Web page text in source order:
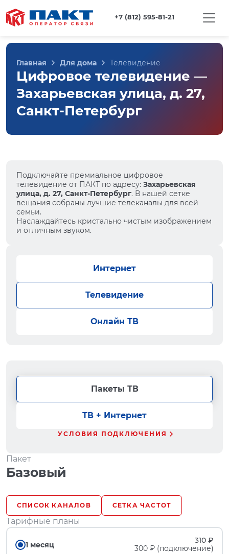
+7 (812) 595-81-21
Главная Для дома Телевидение
Цифровое телевидение —
Захарьевская улица, д. 27,
Санкт-Петербург
Подключайте премиальное цифровое
телевидение от ПАКТ по адресу: Захарьевская
улица, д. 27, Санкт-Петербург. В нашей сетке
вещания собраны лучшие телеканалы для всей
семьи.
Наслаждайтесь кристально чистым изображением
и отличным звуком.
Интернет
Телевидение
Онлайн ТВ
Пакеты ТВ
ТВ + Интернет
УСЛОВИЯ ПОДКЛЮЧЕНИЯ
Пакет
Базовый
СПИСОК КАНАЛОВ СЕТКА ЧАСТОТ
Тарифные планы
1 месяц
310 ₽
300 ₽ (подключение)